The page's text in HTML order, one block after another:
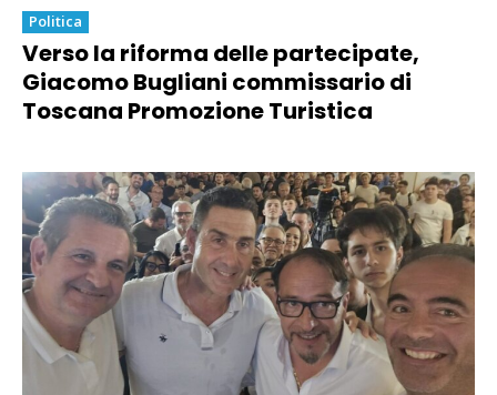
Politica
Verso la riforma delle partecipate,
Giacomo Bugliani commissario di
Toscana Promozione Turistica